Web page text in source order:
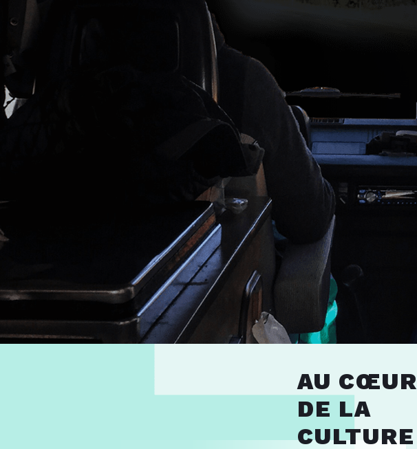
AU CŒUR
DE LA
CULTURE